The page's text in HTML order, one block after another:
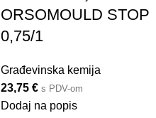
ORSOMOULD STOP
0,75/1
Građevinska kemija
23,75 € s PDV-om
Dodaj na popis